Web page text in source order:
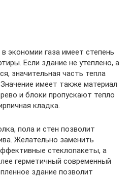
экономии газа имеет степень
Если здание не утеплено, а
значительная часть тепла
имеет также материал
и блоки пропускают тепло
кладка.
пола и стен позволит
Желательно заменить
стеклопакеты, а
герметичный современный
здание позволит